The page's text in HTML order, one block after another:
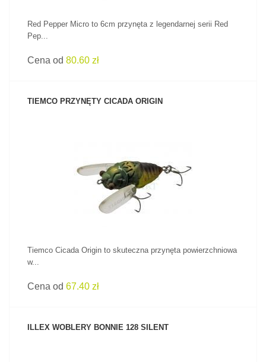
Red Pepper Micro to 6cm przynęta z legendarnej serii Red
Pep...
Cena od 80.60 zł
TIEMCO PRZYNĘTY CICADA ORIGIN
ZOBACZ PRODUKT
Tiemco Cicada Origin to skuteczna przynęta powierzchniowa
w...
Cena od 67.40 zł
ILLEX WOBLERY BONNIE 128 SILENT